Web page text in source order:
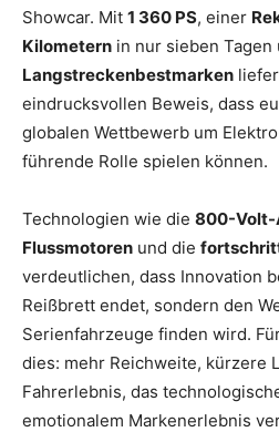
Showcar. Mit 1 360 PS, einer
Kilometern in nur sieben Tagen
Langstreckenbestmarken
eindrucksvollen Beweis, dass
globalen Wettbewerb um
führende Rolle spielen können.
Technologien wie die 800-
Flussmotoren und die
verdeutlichen, dass Innovation
Reißbrett endet, sondern den
Serienfahrzeuge finden wird.
dies: mehr Reichweite, kürzere
Fahrerlebnis, das
emotionalem Markenerlebnis